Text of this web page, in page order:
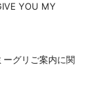
YOU MY
ーグリご案内に関